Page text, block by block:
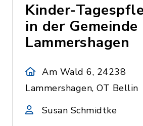
Kinder-
in der Gemeinde
Lammershagen
Am Wald 6, 24238
Lammershagen, OT Bellin
Susan Schmidtke